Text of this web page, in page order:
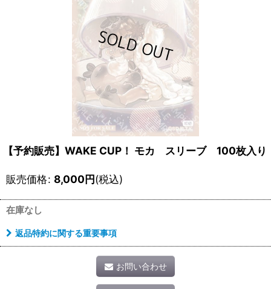
【予約販売】WAKE CUP！ モカ スリーブ 100枚入り
販売価格: 8,000円(税込)
在庫なし
返品特約に関する重要事項
お問い合わせ